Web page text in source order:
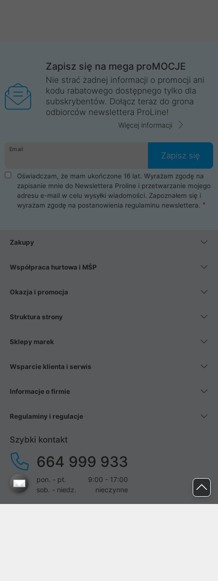
Zapisz się na mega proMOCJE
Nie strać żadnej informacji o promocji ani
kodu rabatowego dostępnego tylko dla
subskrybentów. Dołącz teraz do grona
odbiorców newslettera ProLine!
Więcej informacji
Email
Zapisz się
Oświadczam, że mam ukończone 16 lat. Wyrażam zgodę na
zapisanie mnie do Newslettera Proline i przetwarzanie mojego
adresu e-mail w celu wysyłki wiadomości. Zapoznałem się i
wyrażam zgodę na postanowienia regulaminu newslettera.
Zakupy
Współpraca hurtowa i MŚP
Okazja i promocja
Struktura strony
Sklepy marek
Wsparcie klienta i serwis
Informacje o firmie
Regulaminy i regulacje
Szybki kontakt
664 999 933
pon. - pt.
9:00 - 17:00
sob. - niedz.
nieczynne